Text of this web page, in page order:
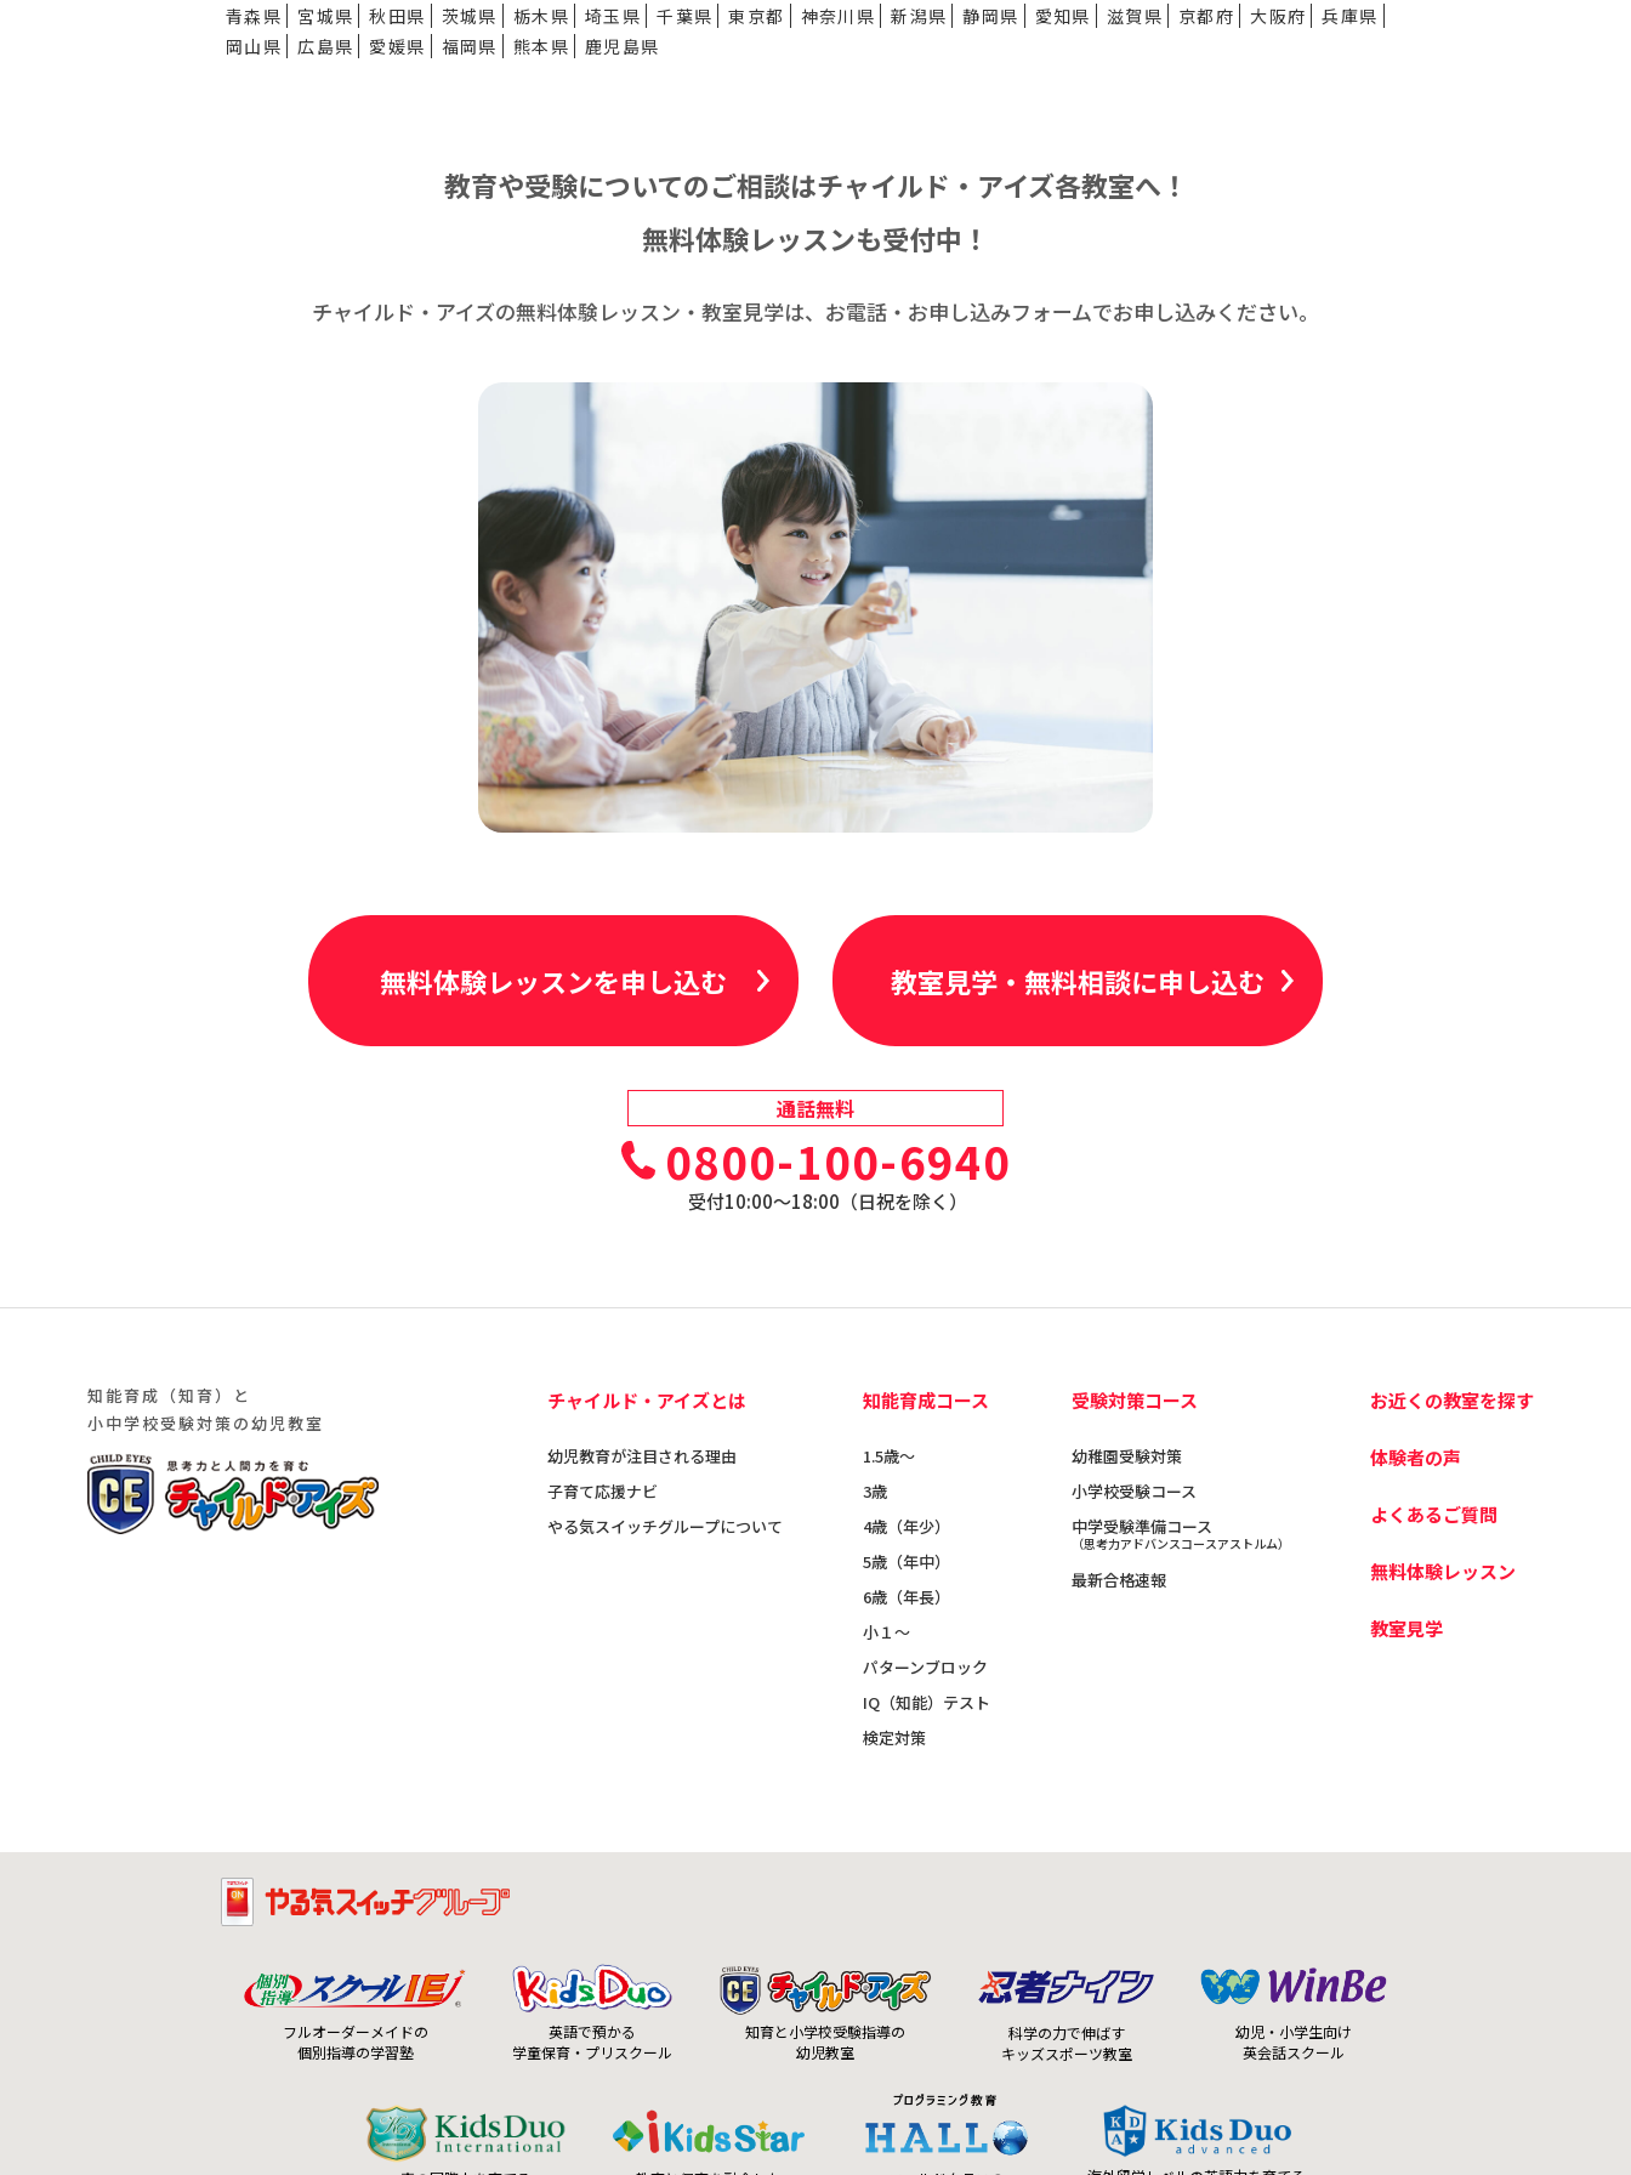
青森県 宮城県 秋田県 茨城県 栃木県 埼玉県 千葉県 東京都 神奈川県 新潟県 静岡県 愛知県 滋賀県 京都府 大阪府
兵庫県
岡山県
広島県 愛媛県 福岡県 熊本県 鹿児島県
教育や受験についてのご相談はチャイルド・アイズ各教室へ！
無料体験レッスンも受付中！
チャイルド・アイズの無料体験レッスン・ 教室見学は、お電話・お申し込みフォームでお申し込みください。
無料体験レッスンを申し込む 教室見学・無料相談に申し込む
通話無料
0800-100-6940
受付10:00〜18:00（日祝を除く）
知能育成（知育）と
小中学校受験対策の幼児教室
チャイルド・アイズとは
幼児教育が注目される理由
子育て応援ナビ
やる気スイッチグループについて
知能育成コース
1.5歳〜
3歳
4歳（年少）
5歳（年中）
6歳（年長）
小１～
パターンブロック
IQ（知能）テスト
検定対策
受験対策コース
幼稚園受験対策
小学校受験コース
中学受験準備コース
（思考力アドバンスコースアストルム）
最新合格速報
お近くの教室を探す
体験者の声
よくあるご質問
無料体験レッスン
教室見学
フルオーダーメイドの
個別指導の学習塾
英語で預かる
学童保育・プリスクール
知育と小学校受験指導の
幼児教室
科学の力で伸ばす
キッズスポーツ教室
幼児・小学生向け
英会話スクール